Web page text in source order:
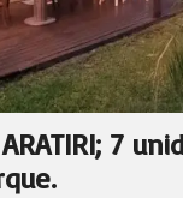
ARATIRI; 7